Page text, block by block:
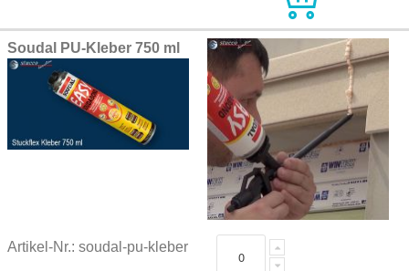
Soudal PU-Kleber 750 ml
Artikel-Nr.: soudal-pu-kleber